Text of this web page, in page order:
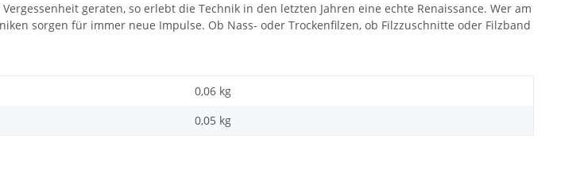
geraten, so erlebt die Technik in den letzten Jahren eine echte Renaissance. Wer am
sorgen für immer neue Impulse. Ob Nass- oder Trockenfilzen, ob Filzzuschnitte oder Filzband
0,06 kg
0,05 kg